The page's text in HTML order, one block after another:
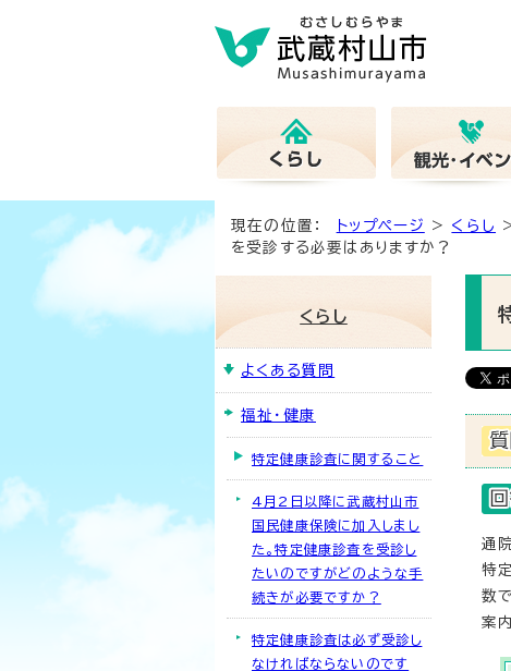
現在の位置： トップページ > くらし
を受診する必要はありますか？
通
特
数
案
くらし
よくある質問
福祉・健康
特定健康診査に関すること
4月2日以降に武蔵村山市
国民健康保険に加入しまし
た。特定健康診査を受診し
たいのですがどのような手
続きが必要ですか？
特定健康診査は必ず受診し
なければならないのです